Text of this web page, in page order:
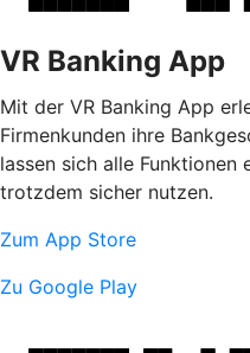
VR Banking App
Mit der VR Banking App
Firmenkunden ihre
lassen sich alle Funktionen
trotzdem sicher nutzen.
Zum App Store
Zu Google Play